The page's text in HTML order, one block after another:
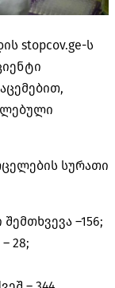
stopcov.ge-ს
სურათი
–156;
28;